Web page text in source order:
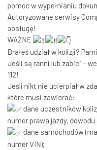
pomoc w wypełnianiu
Autoryzowane serwisy
obsługę!
WAŻNE
Brałeś udział w kolizji?
Jeśli są ranni lub zabici –
112!
Jeśli nikt nie ucierpiał w
które musi zawierać:
dane uczestników
numer prawa jazdy,
dane samochodów
numer VIN);